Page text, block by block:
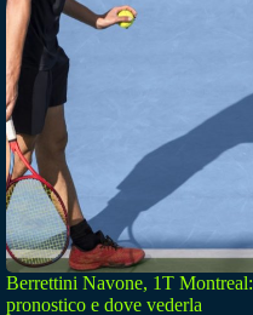
Berrettini Navone, 1T Montreal:
pronostico e dove vederla